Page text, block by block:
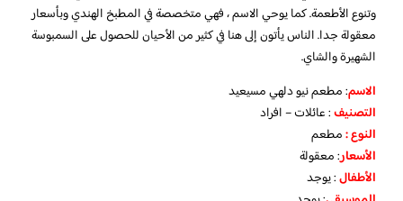
وتنوع الأطعمة. كما يوحي الاسم ، فهي متخصصة في المطبخ الهندي وبأسعار
معقولة جدا. الناس يأتون إلى هنا في كثير من الأحيان للحصول على السمبوسة
الشهيرة والشاي.
الاسم: مطعم نيو دلهي مسيعيد
التصنيف: عائلات – افراد
النوع :مطعم
الأسعار:معقولة
الأطفال:يوجد